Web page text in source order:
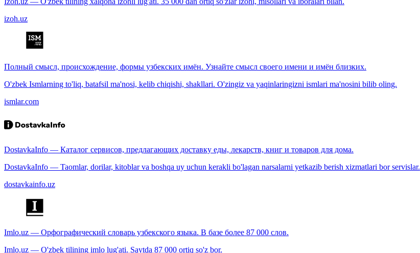
izoh.uz
Полный смысл, происхождение, формы узбекских имён. Узнайте смысл своего имени и имён близких.
O'zbek Ismlarning to'liq, batafsil ma'nosi, kelib chiqishi, shakllari. O'zingiz va yaqinlaringizni ismlari ma'nosini bilib oling.
ismlar.com
DostavkaInfo — Каталог сервисов, предлагающих доставку еды, лекарств, книг и товаров для дома.
DostavkaInfo — Taomlar, dorilar, kitoblar va boshqa uy uchun kerakli bo'lagan narsalarni yetkazib berish xizmatlari bor servislar.
dostavkainfo.uz
Imlo.uz — Орфографический словарь узбекского языка. В базе более 87 000 слов.
Imlo.uz — O'zbek tilining imlo lug'ati. Saytda 87 000 ortiq so'z bor.